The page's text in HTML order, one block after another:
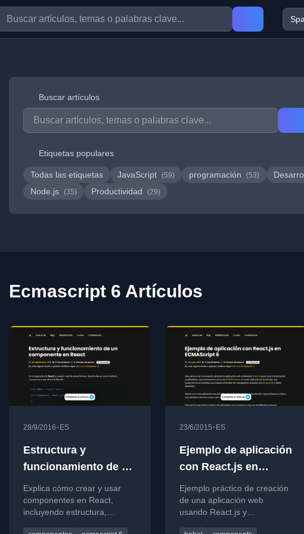
Buscar artículos
Etiquetas populares
Todas las etiquetas JavaScript (59) programación (53)
Node.js (35) Productividad (29)
Ecmascript 6 Artículos
28/9/2016• ES
Estructura y
funcionamiento de un
componente en React
Explica cómo crear y usar
componentes en React,
incluyendo estructura,
23/6/2015• ES
Ejemplo de aplicación
con React.js en
ECMAScript 6
Ejemplo práctico de creación
de una aplicación web
usando React.js y